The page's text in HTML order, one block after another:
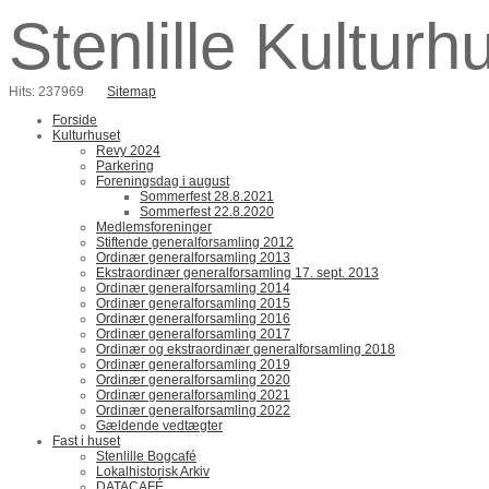
Stenlille
Hits: 237969
Sitemap
Forside
Kulturhuset
Revy 2024
Parkering
Foreningsdag i august
Sommerfest 28.8.2021
Sommerfest 22.8.2020
Medlemsforeninger
Stiftende generalforsamling 2012
Ordinær generalforsamling 2013
Ekstraordinær generalforsamling 17. sept. 2013
Ordinær generalforsamling 2014
Ordinær generalforsamling 2015
Ordinær generalforsamling 2016
Ordinær generalforsamling 2017
Ordinær og ekstraordinær generalforsamling 2018
Ordinær generalforsamling 2019
Ordinær generalforsamling 2020
Ordinær generalforsamling 2021
Ordinær generalforsamling 2022
Gældende vedtægter
Fast i huset
Stenlille Bogcafé
Lokalhistorisk Arkiv